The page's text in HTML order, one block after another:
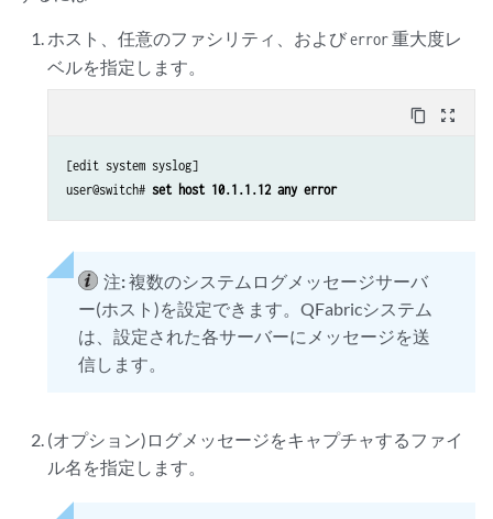
ホスト、任意のファシリティ、およびerror重大度レ
ベルを指定します。
content_copy zoom_out_map
[edit system syslog]
user@switch# set host 10.1.1.12 any error
注:複数のシステムログメッセージサーバ
ー(ホスト)を設定できます。QFabricシステム
は、設定された各サーバーにメッセージを送
信します。
(オプション)ログメッセージをキャプチャするファイ
ル名を指定します。